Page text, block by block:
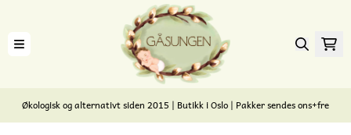
Økologisk og alternativt siden 2015 | Butikk i Oslo | Pakker sendes ons+fre